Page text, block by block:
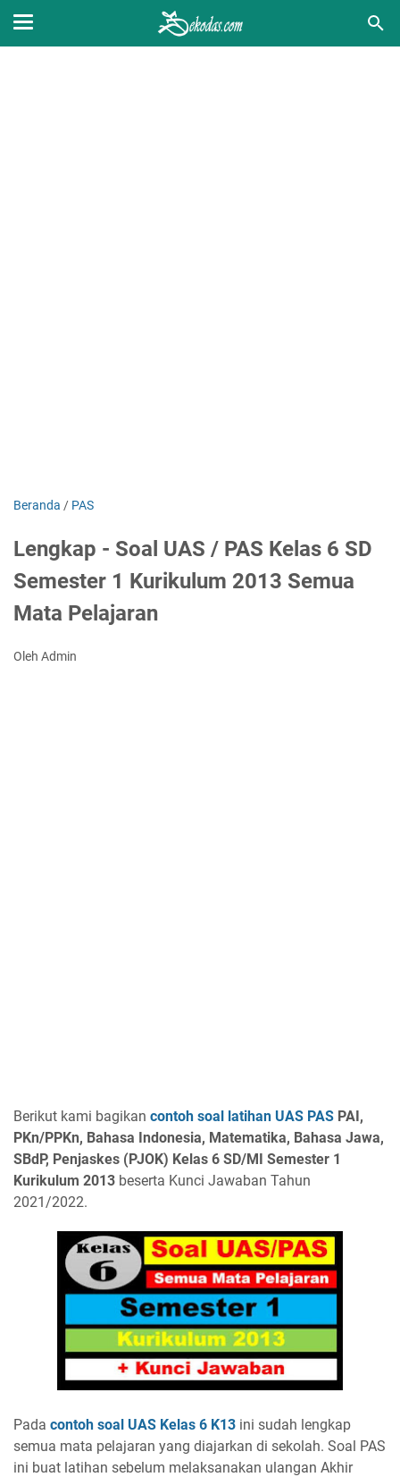
Beranda / PAS
Lengkap - Soal UAS / PAS Kelas 6 SD
Semester 1 Kurikulum 2013 Semua
Mata Pelajaran
Oleh Admin
Berikut kami bagikan contoh soal latihan UAS PAS PAI,
PKn/PPKn, Bahasa Indonesia, Matematika, Bahasa Jawa,
SBdP, Penjaskes (PJOK) Kelas 6 SD/MI Semester 1
Kurikulum 2013 beserta Kunci Jawaban Tahun
2021/2022.
Pada contoh soal UAS Kelas 6 K13 ini sudah lengkap
semua mata pelajaran yang diajarkan di sekolah. Soal PAS
ini buat latihan sebelum melaksanakan ulangan Akhir